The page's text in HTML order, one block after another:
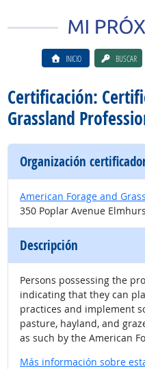
INICIO BUSCAR
Certificación:
Grassland
Organización
American Forage and
350 Poplar Avenue
Descripción
Persons possessing the
indicating that they can
practices and implement
pasture, hayland, and
as such by the American
Más información sobre